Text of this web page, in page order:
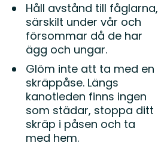
Håll avstånd till fåglarna,
särskilt under vår och
försommar då de har
ägg och ungar.
Glöm inte att ta med en
skräppåse. Längs
kanotleden finns ingen
som städar, stoppa ditt
skräp i påsen och ta
med hem.